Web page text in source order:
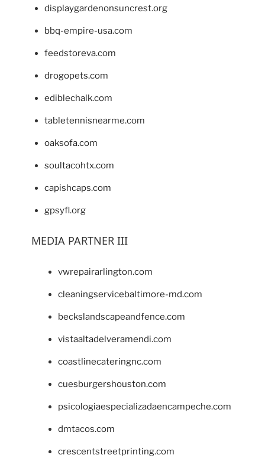
displaygardenonsuncrest.org
bbq-empire-usa.com
feedstoreva.com
drogopets.com
ediblechalk.com
tabletennisnearme.com
oaksofa.com
soultacohtx.com
capishcaps.com
gpsyfl.org
MEDIA PARTNER III
vwrepairarlington.com
cleaningservicebaltimore-md.com
beckslandscapeandfence.com
vistaaltadelveramendi.com
coastlinecateringnc.com
cuesburgershouston.com
psicologiaespecializadaencampeche.com
dmtacos.com
crescentstreetprinting.com